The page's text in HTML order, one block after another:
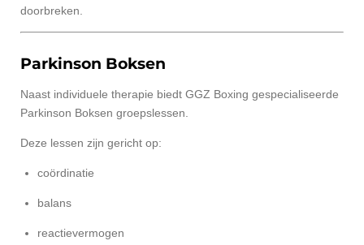
doorbreken.
Parkinson Boksen
Naast individuele therapie biedt GGZ Boxing gespecialiseerde
Parkinson Boksen groepslessen.
Deze lessen zijn gericht op:
coördinatie
balans
reactievermogen